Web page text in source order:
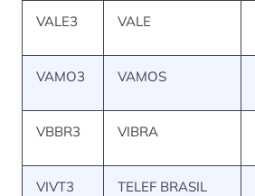
VALE3 VALE
VAMO3 VAMOS
VBBR3 VIBRA
VIVT3 TELEF BRASIL